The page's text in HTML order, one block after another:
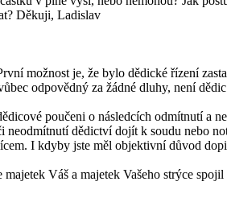
Děkuji, Ladislav
možnost je, že bylo dědické řízení
odpovědný za žádné dluhy, není
poučeni o následcích odmítnutí a
dědictví dojít k soudu nebo
I kdyby jste měl objektivní důvod
Váš a majetek Vašeho strýce